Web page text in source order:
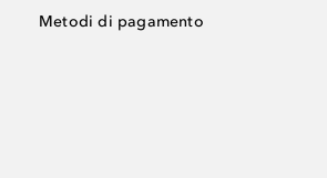
Metodi di pagamento